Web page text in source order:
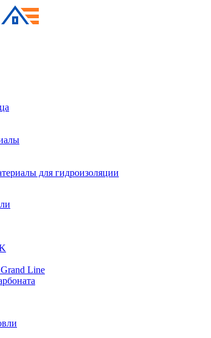
для гидроизоляции
Line